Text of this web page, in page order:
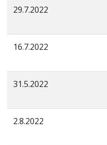
29.7.2022
16.7.2022
31.5.2022
2.8.2022